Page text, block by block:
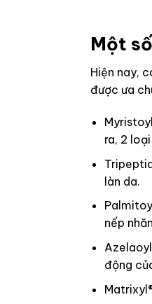
Một
Hiện nay,
được ưa
ra, 2
làn da.
nếp
động